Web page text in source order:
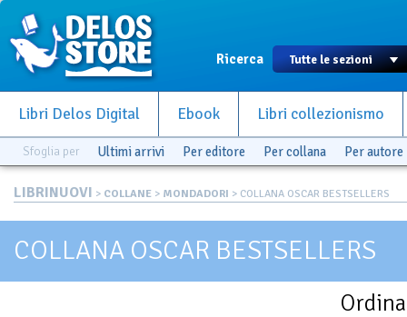
Ricerca
Libri Delos Digital Ebook Libri collezionismo
Sfoglia per Ultimi arrivi Per editore Per collana Per autore
LIBRINUOVI > COLLANE > MONDADORI > COLLANA OSCAR BESTSELLERS
COLLANA OSCAR BESTSELLERS